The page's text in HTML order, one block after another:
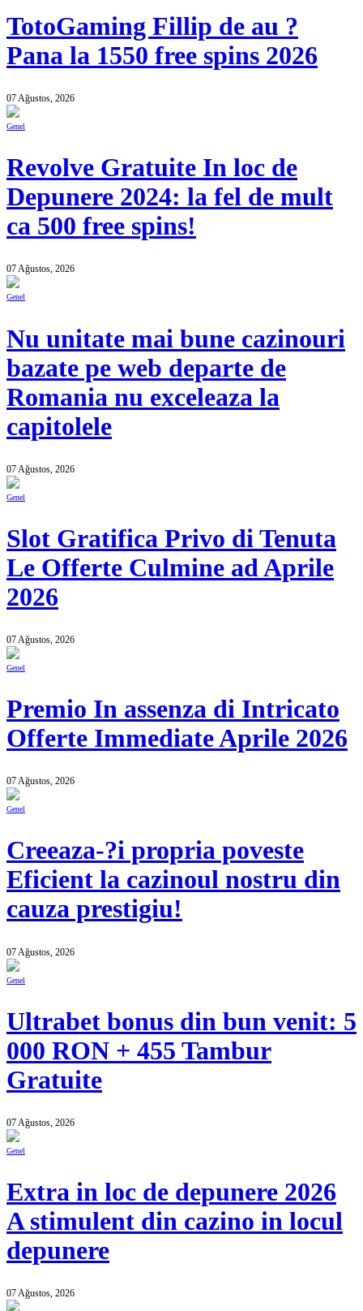
TotoGaming Fillip de au ?
Pana la 1550 free spins 2026
07 Ağustos, 2026
Genel
Revolve Gratuite In loc de
Depunere 2024: la fel de mult
ca 500 free spins!
07 Ağustos, 2026
Genel
Nu unitate mai bune cazinouri
bazate pe web departe de
Romania nu exceleaza la
capitolele
07 Ağustos, 2026
Genel
Slot Gratifica Privo di Tenuta
Le Offerte Culmine ad Aprile
2026
07 Ağustos, 2026
Genel
Premio In assenza di Intricato
Offerte Immediate Aprile 2026
07 Ağustos, 2026
Genel
Creeaza-?i propria poveste
Eficient la cazinoul nostru din
cauza prestigiu!
07 Ağustos, 2026
Genel
Ultrabet bonus din bun venit: 5
000 RON + 455 Tambur
Gratuite
07 Ağustos, 2026
Genel
Extra in loc de depunere 2026
A stimulent din cazino in locul
depunere
07 Ağustos, 2026